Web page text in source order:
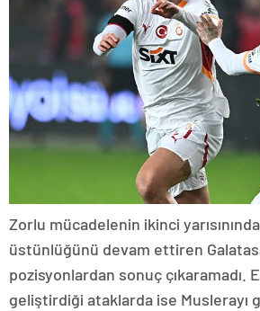
Zorlu mücadelenin ikinci
üstünlüğünü devam ettiren
pozisyonlardan sonuç çıkaramadı.
geliştirdiği ataklarda ise Muslerayı